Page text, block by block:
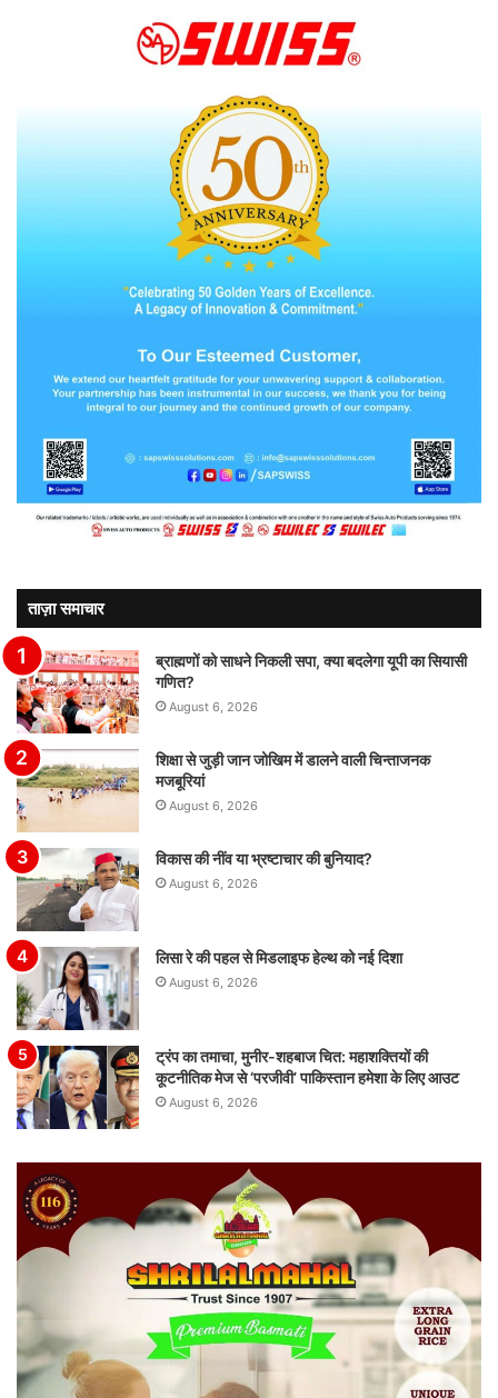
ताज़ा समाचार
ब्राह्मणों को साधने निकली सपा, क्या बदलेगा यूपी का सियासी
गणित?
August 6, 2026
शिक्षा से जुड़ी जान जोखिम में डालने वाली चिन्ताजनक
मजबूरियां
August 6, 2026
विकास की नींव या भ्रष्टाचार की बुनियाद?
August 6, 2026
लिसा रे की पहल से मिडलाइफ हेल्थ को नई दिशा
August 6, 2026
ट्रंप का तमाचा, मुनीर-शहबाज चित: महाशक्तियों की
कूटनीतिक मेज से ‘परजीवी’ पाकिस्तान हमेशा के लिए आउट
August 6, 2026